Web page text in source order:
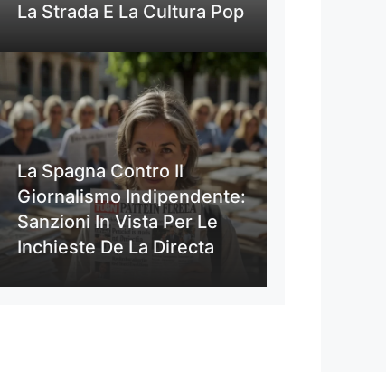
La Strada E La Cultura Pop
La Spagna Contro Il
Giornalismo Indipendente:
Sanzioni In Vista Per Le
Inchieste De La Directa